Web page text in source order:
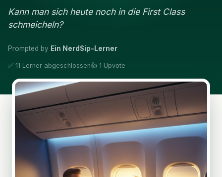
Kann man sich heute noch in die First Class
schmeicheln?
Prompted by Ein NerdSip-Lerner
✅ 11 Lerner abgeschlossen👍 1 Upvote